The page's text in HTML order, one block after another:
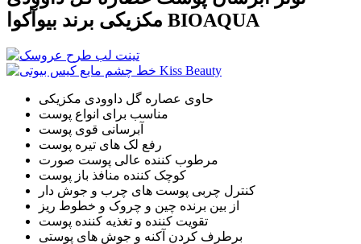
مکزیکی برند بیوآکوا BIOAQUA
حاوی عصاره گل داوودی مکزیکی
مناسب برای انواع پوست
آبرسانی قوی پوست
رفع لک های تیره پوست
مرطوب کننده عالی پوست صورت
کوچک کننده منافذ باز پوست
کنترل چربی پوست های چرب و جوش دار
از بین برنده چین و چروک و خطوط ریز
تقویت کننده و تغذیه کننده پوست
برطرف کردن آکنه و جوش های پوستی